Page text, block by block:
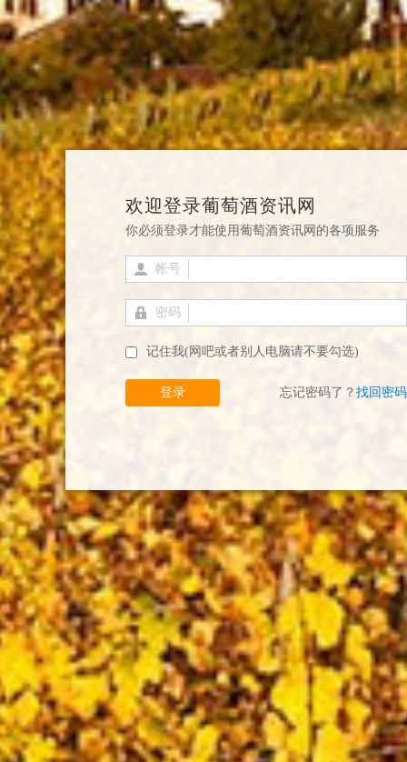
欢迎登录葡萄酒资讯网
你必须登录才能使用葡萄酒资讯网的各项服务
帐号
密码
记住我(网吧或者别人电脑请不要勾选)
登录 忘记密码了？ 找回密码